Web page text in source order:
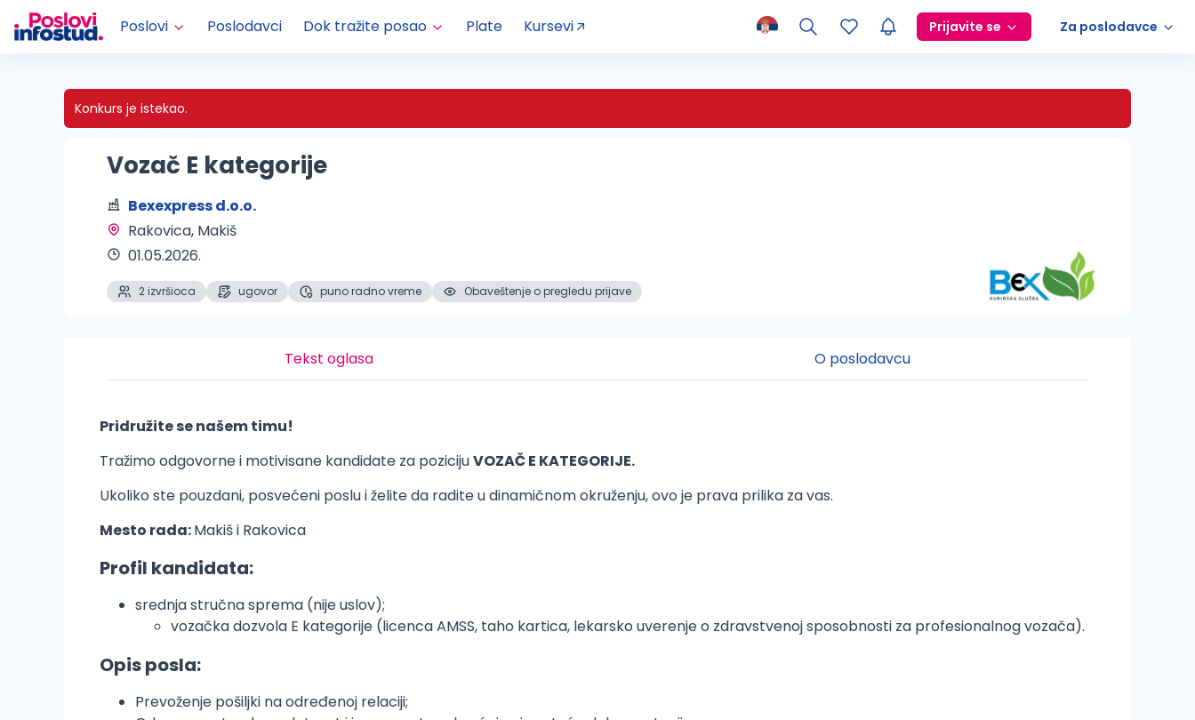
Poslovi Poslodavci Dok tražite posao Plate Kursevi Prijavite se Za poslodavce
Konkurs je istekao.
Vozač E kategorije
Bexexpress d.o.o.
Rakovica, Makiš
01.05.2026.
2 izvršioca ugovor puno radno vreme Obaveštenje o pregledu prijave
Tekst oglasa O poslodavcu
Pridružite se našem timu!
Tražimo odgovorne i motivisane kandidate za pozicijuVOZAČ E KATEGORIJE.
Ukoliko ste pouzdani, posvećeni poslu i želite da radite u dinamičnom okruženju, ovo je prava prilika za vas.
Mesto rada:Makiš i Rakovica
Profil kandidata:
srednja stručna sprema (nije uslov);
vozačka dozvola E kategorije (licenca AMSS, taho kartica, lekarsko uverenje o zdravstvenoj sposobnosti za profesionalnog vozača).
Opis posla:
Prevoženje pošiljki na određenoj relaciji;